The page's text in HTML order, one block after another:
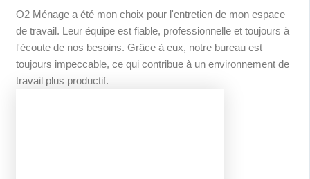
O2 Ménage a été mon choix pour l'entretien de mon espace
de travail. Leur équipe est fiable, professionnelle et toujours à
l'écoute de nos besoins. Grâce à eux, notre bureau est
toujours impeccable, ce qui contribue à un environnement de
travail plus productif.